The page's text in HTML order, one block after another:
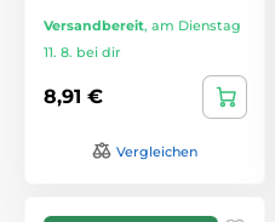
Versandbereit, am Dienstag
11. 8. bei dir
8,91 €
Vergleichen